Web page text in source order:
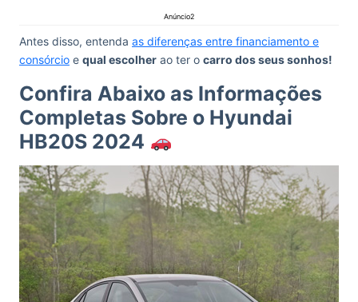
Anúncio2
Antes disso, entenda as diferenças entre financiamento e
consórcio e qual escolher ao ter o carro dos seus sonhos!
Confira Abaixo as Informações
Completas Sobre o Hyundai
HB20S 2024